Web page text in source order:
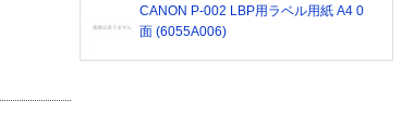
CANON P-002 LBP用ラベル用紙 A4 0
面 (6055A006)